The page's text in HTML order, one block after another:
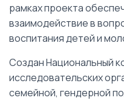
рамках проекта
взаимодействие в
воспитания детей и
Создан Национальный
исследовательских
семейной, гендерной